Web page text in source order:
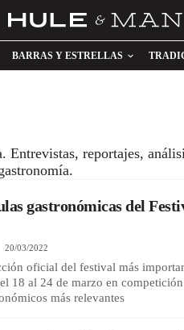
BARRAS Y ESTRELLAS
Entrevistas, reportajes,
gastronomía.
gastronómicas del
20/03/2022
oficial del festival más
18 al 24 de marzo en
más relevantes